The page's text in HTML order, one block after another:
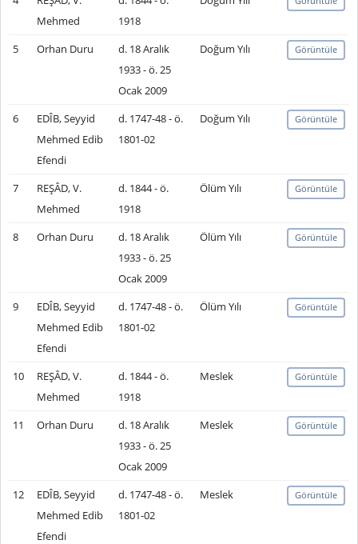
Mehmed
1918
5 Orhan Duru
d. 18 Aralık
1933 - ö. 25
Ocak 2009
Doğum Yılı Görüntüle
6
EDÎB, Seyyid
Mehmed Edib
Efendi
d. 1747-48 - ö.
1801-02
Doğum Yılı Görüntüle
7
REŞÂD, V.
Mehmed
d. 1844 - ö.
1918
Ölüm Yılı Görüntüle
8 Orhan Duru
d. 18 Aralık
1933 - ö. 25
Ocak 2009
Ölüm Yılı Görüntüle
9
EDÎB, Seyyid
Mehmed Edib
Efendi
d. 1747-48 - ö.
1801-02
Ölüm Yılı Görüntüle
10
REŞÂD, V.
Mehmed
d. 1844 - ö.
1918
Meslek Görüntüle
11 Orhan Duru
d. 18 Aralık
1933 - ö. 25
Ocak 2009
Meslek Görüntüle
12
EDÎB, Seyyid
Mehmed Edib
Efendi
d. 1747-48 - ö.
1801-02
Meslek Görüntüle